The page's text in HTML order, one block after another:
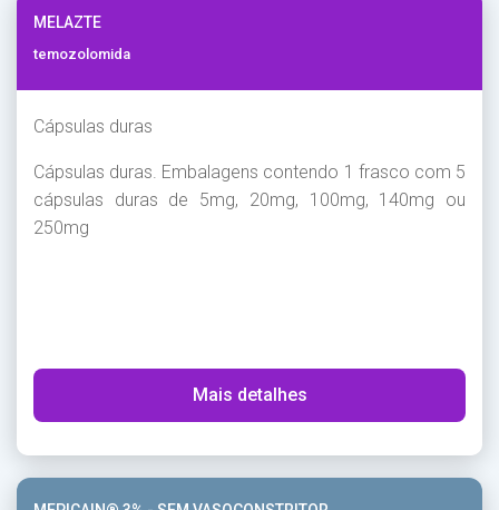
MELAZTE
temozolomida
Cápsulas duras
Cápsulas duras. Embalagens contendo 1 frasco com 5
cápsulas duras de 5mg, 20mg, 100mg, 140mg ou
250mg
Mais detalhes